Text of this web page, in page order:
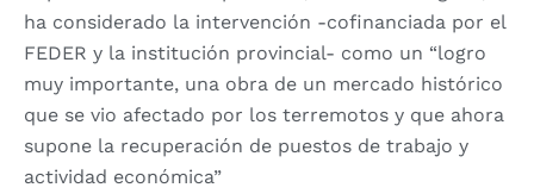
ha considerado la intervención -cofinanciada por el
FEDER y la institución provincial- como un “logro
muy importante, una obra de un mercado histórico
que se vio afectado por los terremotos y que ahora
supone la recuperación de puestos de trabajo y
actividad económica”